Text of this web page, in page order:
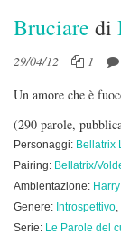
Bruciare di
29/04/12 1
Un amore che è
(290 parole,
Personaggi: Bellatrix
Pairing: Bellatrix/
Ambientazione:
Genere: Introspettivo,
Serie: Le Parole del